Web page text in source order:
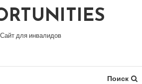
Сайт для инвалидов
Поиск